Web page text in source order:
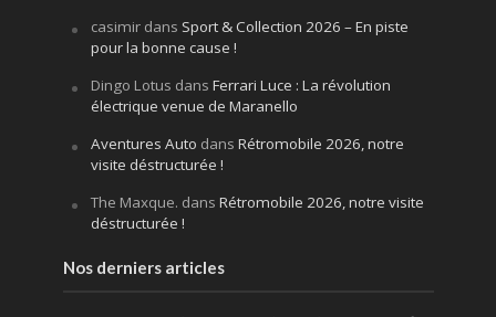
casimirdans Sport & Collection 2026 – En piste
pour la bonne cause !
Dingo Lotus dans Ferrari Luce : La révolution
électrique venue de Maranello
Aventures Auto dans Rétromobile 2026, notre
visite déstructurée !
The Maxque. dans Rétromobile 2026, notre visite
déstructurée !
Nos derniers articles